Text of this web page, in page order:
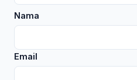
Nama
Email